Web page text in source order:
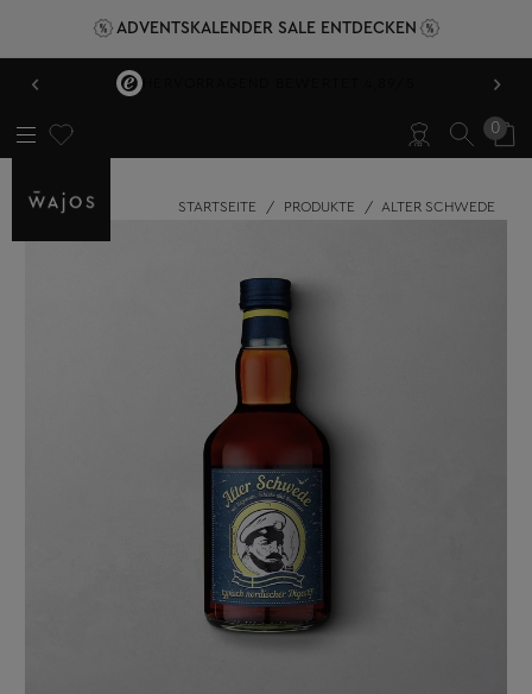
ADVENTSKALENDER SALE ENTDECKEN
‹ VERSANDKOSTENFREI AB 49,95 € ›
0
STARTSEITE / PRODUKTE / ALTER SCHWEDE